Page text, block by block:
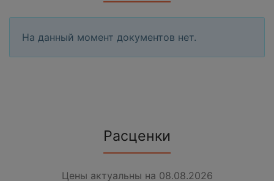
На данный момент документов нет.
Расценки
Цены актуальны на 08.08.2026